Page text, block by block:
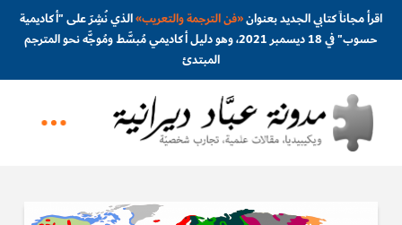
اقرأ مجاناً كتابي الجديد بعنوان«فن الترجمة والتعريب»الذي نُشِرَ على "أكاديمية
حسوب" في 18 ديسمبر 2021، وهو دليل أكاديمي مُبسَّط ومُوجَّه نحو المترجم
المبتدئ